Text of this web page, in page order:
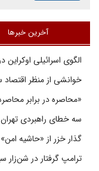
آخرین خبرها
الگوی اسرائیلی اوکراین
خوانشی از منظر اقتصاد
«محاصره در برابر
سه خطای راهبردی تهران
گذار خزر از «حاشیه
ترامپ گرفتار در شن‌زار